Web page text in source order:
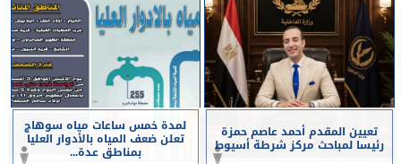
تعيين المقدم أحمد عاصم حمزة
رئيسا لمباحث مركز شرطة أسيوط
لمدة خمس ساعات مياه سوهاج
تعلن ضعف المياه بالأدوار العليا
بمناطق عدة...